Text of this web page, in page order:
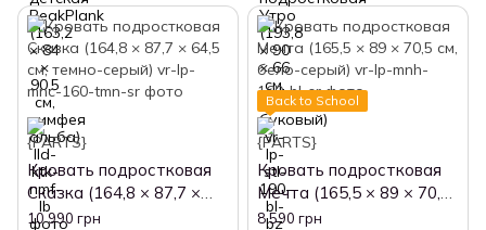
Кровать подростковая
Сказка (164,8 × 87,7 ×
64,5 см, темно-серый)
10 990 грн
Back to School
Кровать подростковая
Мечта (165,5 × 89 × 70,5
см, бело-серый)
8 590 грн